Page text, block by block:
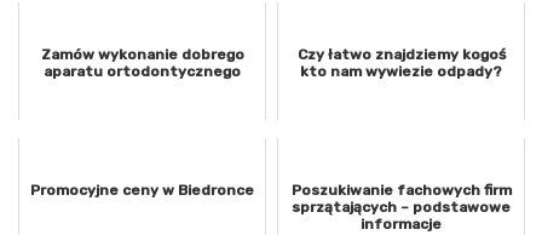
Zamów wykonanie dobrego
aparatu ortodontycznego
Czy łatwo znajdziemy kogoś
kto nam wywiezie odpady?
Promocyjne ceny w Biedronce
Poszukiwanie fachowych firm
sprzątających – podstawowe
informacje